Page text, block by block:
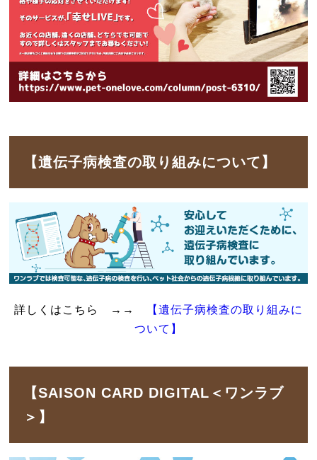
【遺伝子病検査の取り組みについて】
詳しくはこちら →→
【遺伝子病検査の取り組みに
ついて】
【SAISON CARD DIGITAL＜ワンラブ
＞】